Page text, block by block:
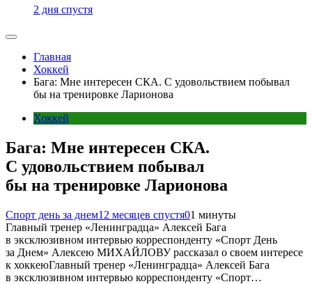
2 дня спустя
Главная
Хоккей
Бага: Мне интересен СКА. С удовольствием побывал
бы на тренировке Ларионова
Хоккей
Бага: Мне интересен СКА.
С удовольствием побывал
бы на тренировке Ларионова
Спорт день за днем12 месяцев спустя01 минуты
Главный тренер «Ленинградца» Алексей Бага
в эксклюзивном интервью корреспонденту «Спорт День
за Днем» Алексею МИХАЙЛОВУ рассказал о своем интересе
к хоккеюГлавный тренер «Ленинградца» Алексей Бага
в эксклюзивном интервью корреспонденту «Спорт…